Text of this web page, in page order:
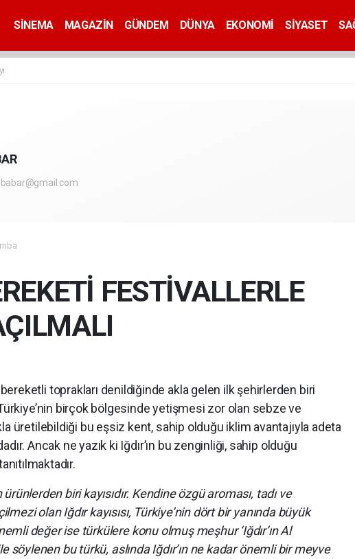
SİNEMA MAGAZİN GÜNDEM DÜNYA EKONOMİ SİYASET
FESTİVALLERLE
toprakları denildiğinde akla gelen ilk şehirlerden biri
Türkiye’nin birçok bölgesinde yetişmesi zor olan sebze ve
üretilebildiği bu eşsiz kent, sahip olduğu iklim avantajıyla adeta
Ancak ne yazık ki Iğdır’ın bu zenginliği, sahip olduğu
biri kayısıdır. Kendine özgü aroması, tadı ve
olan Iğdır kayısısı, Türkiye’nin dört bir yanında büyük
değer ise türkülere konu olmuş meşhur ‘Iğdır’ın Al
söylenen bu türkü, aslında Iğdır’ın ne kadar önemli bir meyve